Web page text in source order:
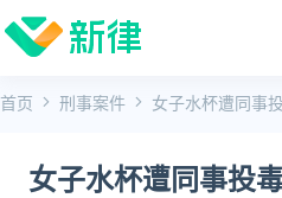
首页 刑事案件 女子水杯遭同事
女子水杯遭同事投